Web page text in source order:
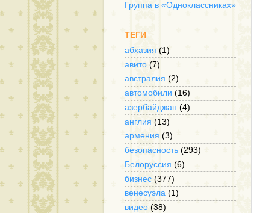
Группа в «Одноклассниках»
ТЕГИ
абхазия (1)
авито (7)
австралия (2)
автомобили (16)
азербайджан (4)
англия (13)
армения (3)
безопасность (293)
Белоруссия (6)
бизнес (377)
венесуэла (1)
видео (38)